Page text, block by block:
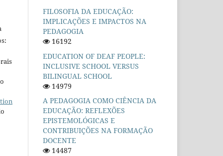
FILOSOFIA DA EDUCAÇÃO:
IMPLICAÇÕES E IMPACTOS NA
PEDAGOGIA
16192
EDUCATION OF DEAF PEOPLE:
INCLUSIVE SCHOOL VERSUS
BILINGUAL SCHOOL
14979
A PEDAGOGIA COMO CIÊNCIA DA
EDUCAÇÃO: REFLEXÕES
EPISTEMOLÓGICAS E
CONTRIBUIÇÕES NA FORMAÇÃO
DOCENTE
14487